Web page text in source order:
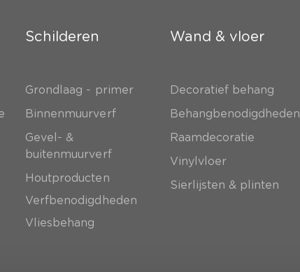
Schilderen
Grondlaag - primer
Binnenmuurverf
Gevel- &
buitenmuurverf
Houtproducten
Verfbenodigdheden
Vliesbehang
Wand & vloer
Decoratief behang
Behangbenodigdheden
Raamdecoratie
Vinylvloer
Sierlijsten & plinten